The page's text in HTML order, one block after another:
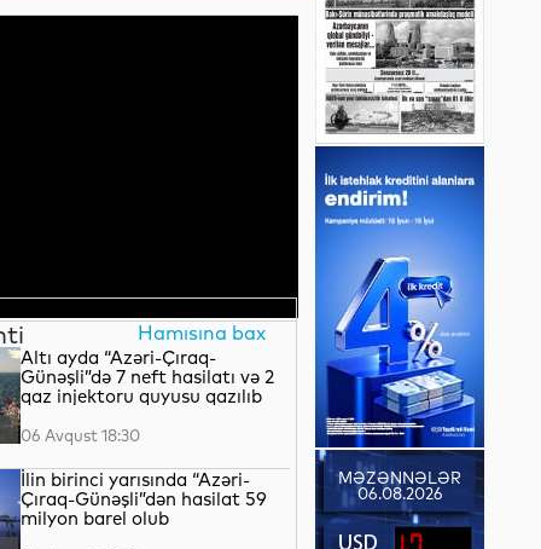
×
Hamısına bax
Altı ayda “Azəri-Çıraq-
Günəşli”də 7 neft hasilatı və 2
qaz injektoru quyusu qazılıb
06 Avqust 18:30
İlin birinci yarısında “Azəri-
Çıraq-Günəşli”dən hasilat 59
milyon barel olub
MƏZƏNNƏLƏR
06.08.2026